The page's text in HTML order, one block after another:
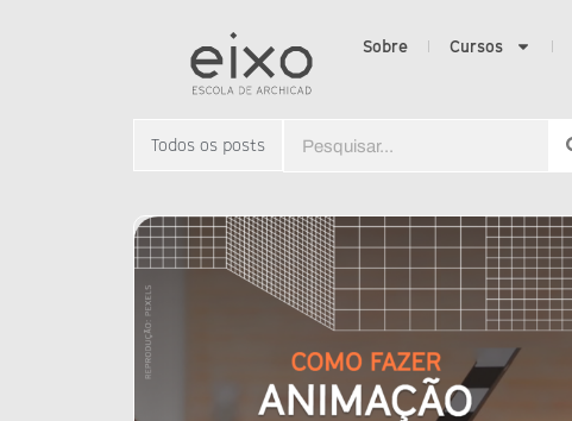
Sobre Cursos
Todos os posts